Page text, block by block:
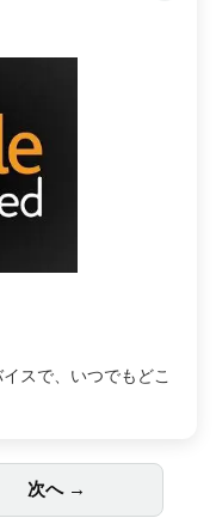
し、オフライン再生
彩ります。
次へ →